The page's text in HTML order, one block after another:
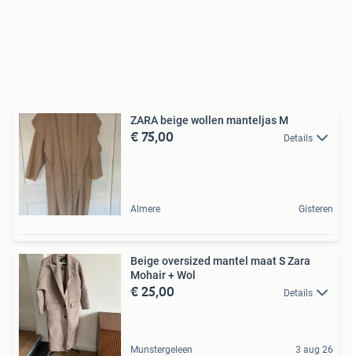
ZARA beige wollen manteljas M
€ 75,00 Details
Almere Gisteren
Beige oversized mantel maat S Zara
Mohair + Wol
€ 25,00 Details
Munstergeleen 3 aug 26